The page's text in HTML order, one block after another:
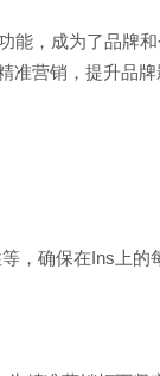
，成为了品牌
营销，提升品
，确保在Ins上